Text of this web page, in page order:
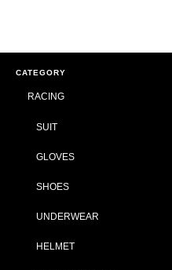
CATEGORY
RACING
SUIT
GLOVES
SHOES
UNDERWEAR
HELMET